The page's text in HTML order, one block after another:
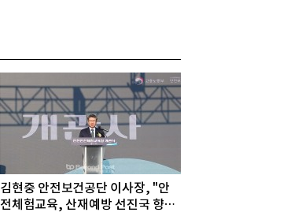
김현중 안전보건공단 이사장, "안
전체험교육, 산재예방 선진국 향한